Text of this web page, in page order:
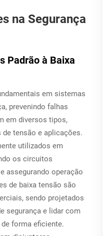
na Segurança
Padrão à Baixa
em sistemas
prevenindo falhas
em diversos tipos,
tensão e aplicações.
utilizados em
os circuitos
assegurando operação
de baixa tensão são
sendo projetados
segurança e lidar com
forma eficiente.